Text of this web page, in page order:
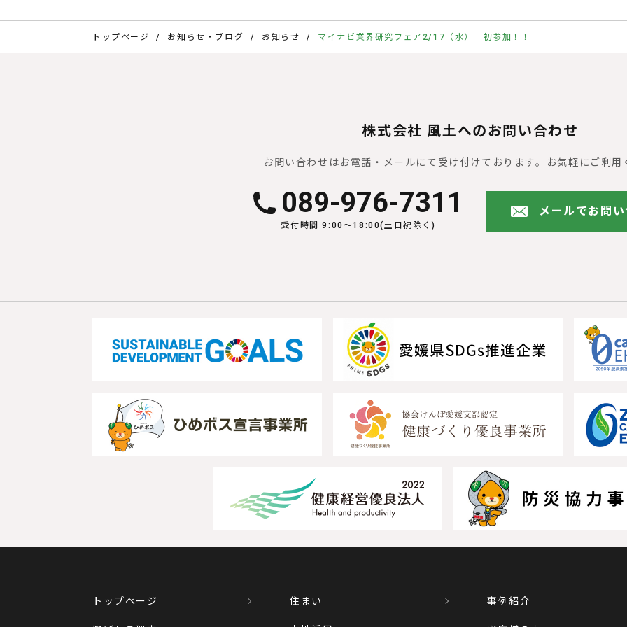
トップページ お知らせ・ブログ お知らせ マイナビ業界研究フェア2/17（水） 初参加！！
株式会社 風土へのお問い合わせ
お問い合わせはお電話・メールにて受け付けております。 お気軽にご利用
089-976-7311
受付時間 9:00〜18:00(土日祝除く)
メールでお問い
トップページ 住まい 事例紹介